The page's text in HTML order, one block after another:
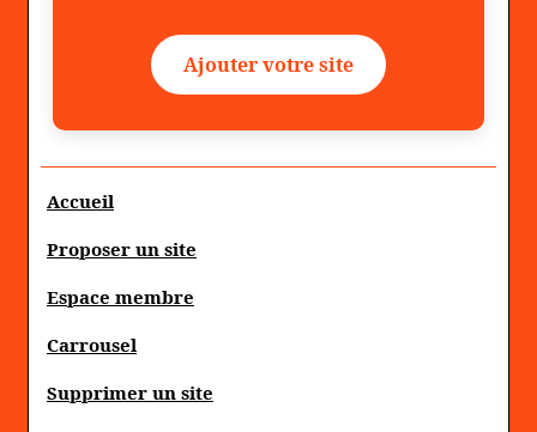
Ajouter votre site
Accueil
Proposer un site
Espace membre
Carrousel
Supprimer un site